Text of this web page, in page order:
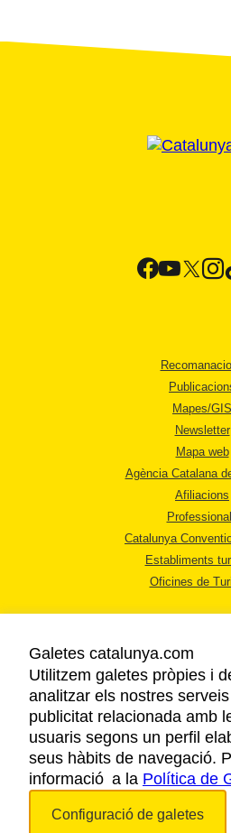
Mapes/GIS
Newsletter
Mapa web
Agència Catalana
Afiliacions
Catalunya
Establiments
Oficines de
AVÍS LEGAL
POLÍTICA DE
COOKIES
Galetes catalunya.com
Utilitzem galetes pròpies i
analitzar els nostres
publicitat relacionada amb
usuaris segons un perfil
seus hàbits de navegació.
informació a la Política de
Configuració de galetes